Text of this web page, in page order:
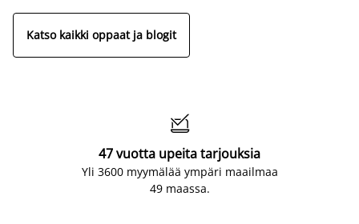
Katso kaikki oppaat ja blogit

47 vuotta upeita tarjouksia
Yli 3600 myymälää ympäri maailmaa
49 maassa.